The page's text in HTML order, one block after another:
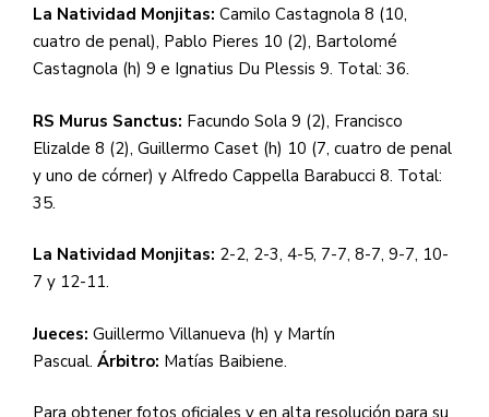
La Natividad Monjitas: Camilo Castagnola 8 (10,
cuatro de penal), Pablo Pieres 10 (2), Bartolomé
Castagnola (h) 9 e Ignatius Du Plessis 9. Total: 36.
RS Murus Sanctus: Facundo Sola 9 (2), Francisco
Elizalde 8 (2), Guillermo Caset (h) 10 (7, cuatro de penal
y uno de córner) y Alfredo Cappella Barabucci 8. Total:
35.
La Natividad Monjitas: 2-2, 2-3, 4-5, 7-7, 8-7, 9-7, 10-
7 y 12-11.
Jueces: Guillermo Villanueva (h) y Martín
Pascual. Árbitro: Matías Baibiene.